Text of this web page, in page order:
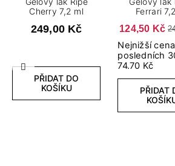
Předchozí
Cherry 7,2 ml
249,00 Kč
PŘIDAT DO
KOŠÍKU
Ferrari
124,50 Kč
Nejnižší
posledních
74.70 Kč
PŘIDAT